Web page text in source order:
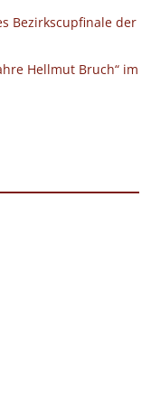
Bezirkscupfinale der
Hellmut Bruch“ im